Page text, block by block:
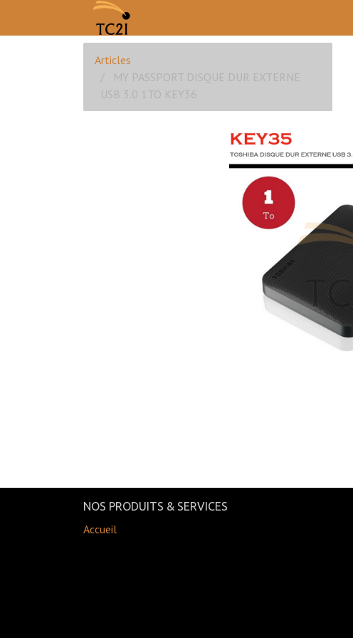
Articles
MY PASSPORT DISQUE DUR EXTERNE
USB 3.0 1TO KEY36
NOS PRODUITS & SERVICES
Accueil